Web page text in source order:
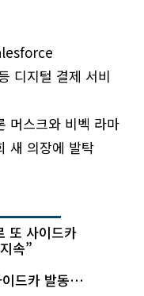
디지털 결제 서비
머스크와 비벡 라마
새 의장에 발탁
또 사이드카
속”
드카 발동…